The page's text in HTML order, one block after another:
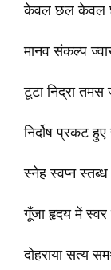
केवल छल केवल
मानव संकल्प
टूटा निद्रा
निर्दोष प्रकट
स्नेह स्वप्न
गूँजा हृदय में
दोहराया सत्य